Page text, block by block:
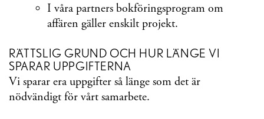
I våra partners bokföringsprogram om
affären gäller enskilt projekt.
RÄTTSLIG GRUND OCH HUR LÄNGE VI
SPARAR UPPGIFTERNA
Vi sparar era uppgifter så länge som det är
nödvändigt för vårt samarbete.